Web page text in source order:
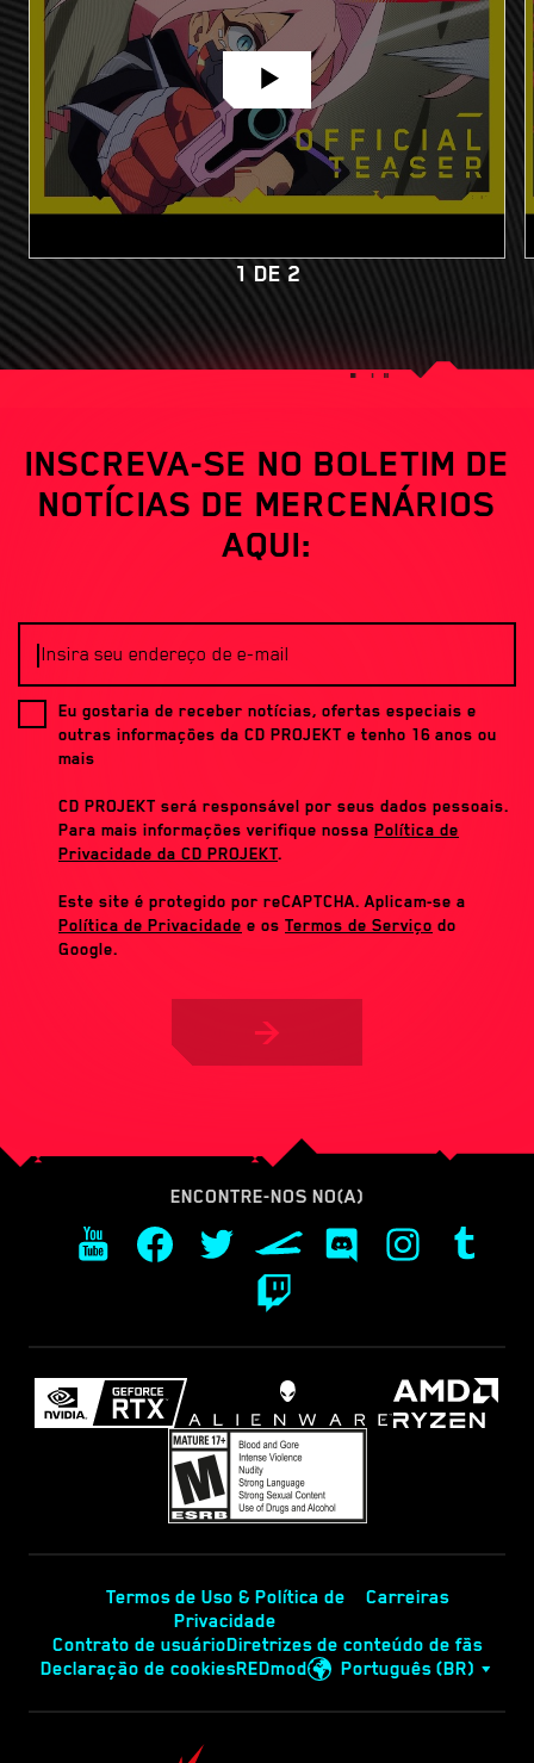
1 DE 2
INSCREVA-SE NO BOLETIM DE
NOTÍCIAS DE MERCENÁRIOS
AQUI:
Insira seu endereço de e-mail
Eu gostaria de receber notícias, ofertas especiais e
outras informações da CD PROJEKT e tenho 16 anos ou
mais
CD PROJEKT será responsável por seus dados pessoais.
Para mais informações verifique nossa Política de
Privacidade da CD PROJEKT.
Este site é protegido por reCAPTCHA. Aplicam-se a
Política de Privacidade e os Termos de Serviço do
Google.
>
ENCONTRE-NOS NO(A)
Termos de Uso & Política de
Privacidade
Carreiras
Contrato de usuárioDiretrizes de conteúdo de fãs
Declaração de cookiesREDmod Português (BR)